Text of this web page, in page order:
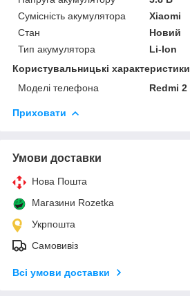
Сумісність акумулятора
Xiaomi
Стан
Новий
Тип акумулятора
Li-Ion
Користувальницькі характеристики
Моделі телефона
Redmi 2
Приховати
Умови доставки
Нова Пошта
Магазини Rozetka
Укрпошта
Самовивіз
Всі умови доставки